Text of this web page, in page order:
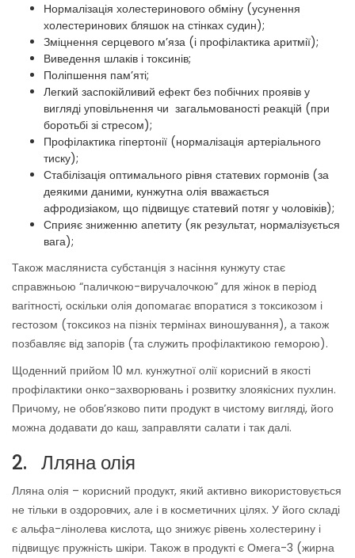
Нормалізація холестеринового обміну (усунення
холестеринових бляшок на стінках судин);
Зміцнення серцевого м’яза (і профілактика аритмії);
Виведення шлаків і токсинів;
Поліпшення пам’яті;
Легкий заспокійливий ефект без побічних проявів у
вигляді уповільнення чи загальмованості реакцій (при
боротьбі зі стресом);
Профілактика гіпертонії (нормалізація артеріального
тиску);
Стабілізація оптимального рівня статевих гормонів (за
деякими даними, кунжутна олія вважається
афродизіаком, що підвищує статевий потяг у чоловіків);
Сприяє зниженню апетиту (як результат, нормалізується
вага);
Також масляниста субстанція з насіння кунжуту стає
справжньою “паличкою-виручалочкою” для жінок в період
вагітності, оскільки олія допомагає впоратися з токсикозом і
гестозом (токсикоз на пізніх термінах виношування), а також
позбавляє від запорів (та служить профілактикою геморою).
Щоденний прийом 10 мл. кунжутної олії корисний в якості
профілактики онко-захворювань і розвитку злоякісних пухлин.
Причому, не обов’язково пити продукт в чистому вигляді, його
можна додавати до каш, заправляти салати і так далі.
2. Лляна олія
Лляна олія – корисний продукт, який активно використовується
не тільки в оздоровчих, але і в косметичних цілях. У його складі
є альфа-лінолева кислота, що знижує рівень холестерину і
підвищує пружність шкіри. Також в продукті є Омега-3 (жирна